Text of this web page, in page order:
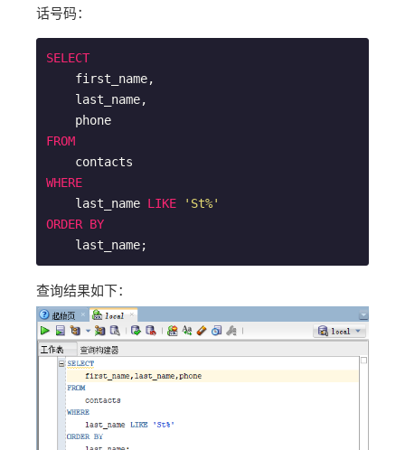
话号码：
SELECT
FROM
WHERE
    last_name
LIKE
'St%'
ORDER BY
    last_name;
查询结果如下：